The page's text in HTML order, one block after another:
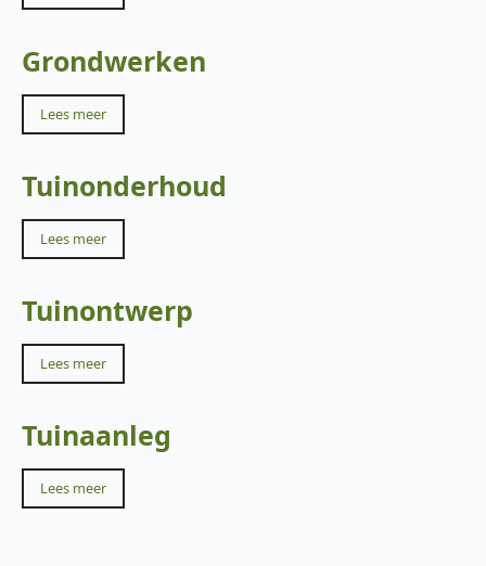
Grondwerken
Lees meer
Tuinonderhoud
Lees meer
Tuinontwerp
Lees meer
Tuinaanleg
Lees meer